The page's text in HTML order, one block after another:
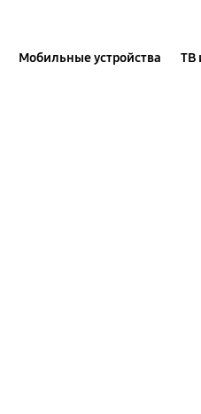
Мобильные устройства ТВ